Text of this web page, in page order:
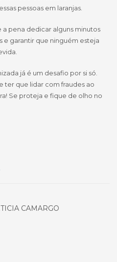
pessoas em laranjas.
a pena dedicar alguns minutos
e garantir que ninguém esteja
já é um desafio por si só.
ter que lidar com fraudes ao
Se proteja e fique de olho no
CAMARGO